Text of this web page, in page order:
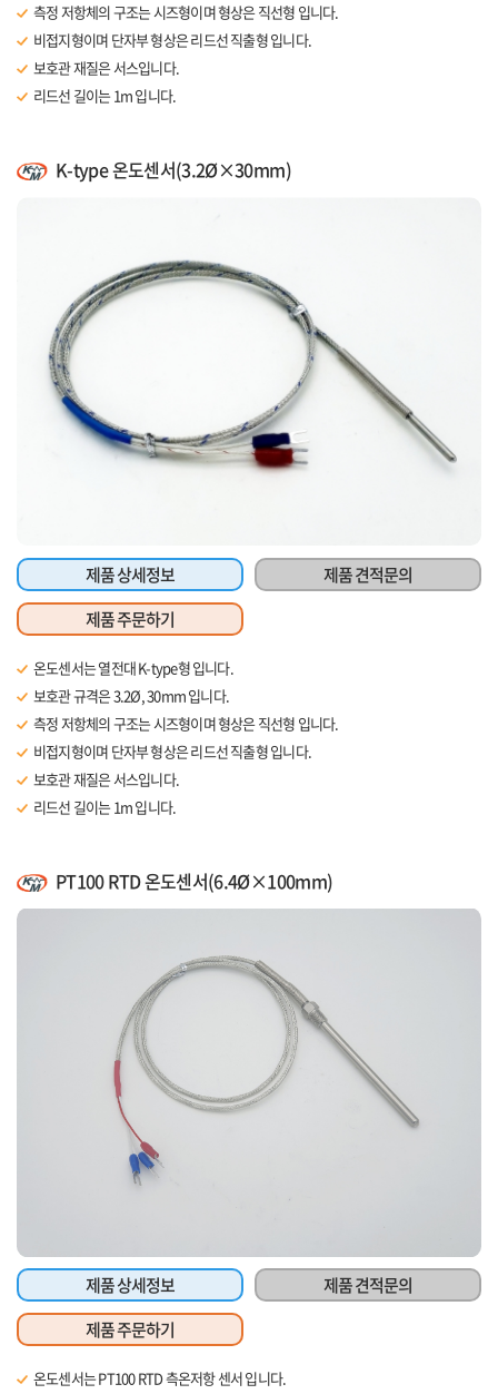
측정 저항체의 구조는 시즈형이며 형상은 직선형 입니다.
비접지형이며 단자부 형상은 리드선 직출형 입니다.
보호관 재질은 서스입니다.
리드선 길이는 1m 입니다.
K-type 온도센서(3.2Ø×30mm)
제품 상세정보
제품 견적문의
제품 주문하기
온도센서는 열전대 K-type형 입니다.
보호관 규격은 3.2Ø, 30mm 입니다.
측정 저항체의 구조는 시즈형이며 형상은 직선형 입니다.
비접지형이며 단자부 형상은 리드선 직출형 입니다.
보호관 재질은 서스입니다.
리드선 길이는 1m 입니다.
PT100 RTD 온도센서(6.4Ø×100mm)
제품 상세정보
제품 견적문의
제품 주문하기
온도센서는 PT100 RTD 측온저항 센서 입니다.